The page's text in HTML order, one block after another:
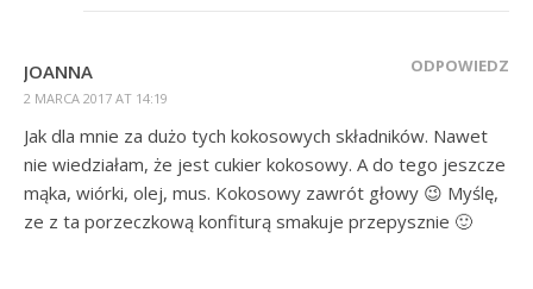
JOANNA
2 MARCA 2017 AT 14:19
ODPOWIEDZ
Jak dla mnie za dużo tych kokosowych składników. Nawet
nie wiedziałam, że jest cukier kokosowy. A do tego jeszcze
mąka, wiórki, olej, mus. Kokosowy zawrót głowy 😉 Myślę,
ze z ta porzeczkową konfiturą smakuje przepysznie 🙂